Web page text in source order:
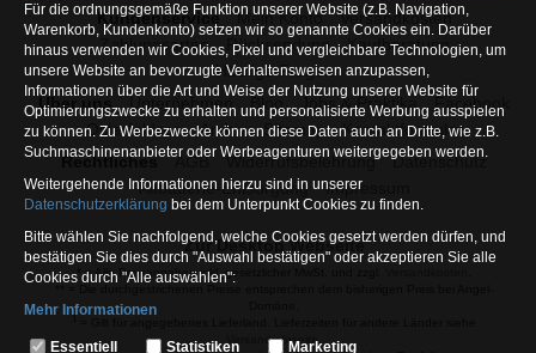
Kundenservice Mein Konto
Versandkosten
Zahlungsarten
Rücksendung
Kaufberatung
Häufige Fragen
Über uns
Unternehmen Blog Jobs & Praktika
Facebook
Osterfeldsee
Archiv Sitemap
Kontaktformular
Rechtliches
AGB Widerrufsbelehrung
Datenschutz
Altbatterie-Entsorgung
Impressum
Zur Desktop Webseite
* = Alle Preisangaben inkl. gesetzlicher MwSt. und zzgl.
Versandinfoseite.
Für die ordnungsgemäße Funktion unserer Website (z.B. Navigation,
Warenkorb, Kundenkonto) setzen wir so genannte Cookies ein. Darüber
hinaus verwenden wir Cookies, Pixel und vergleichbare Technologien, um
unsere Website an bevorzugte Verhaltensweisen anzupassen,
Informationen über die Art und Weise der Nutzung unserer Website für
Optimierungszwecke zu erhalten und personalisierte Werbung ausspielen
zu können. Zu Werbezwecke können diese Daten auch an Dritte, wie z.B.
Suchmaschinenanbieter oder Werbeagenturen weitergegeben werden.
Weitergehende Informationen hierzu sind in unserer
Datenschutzerklärung bei dem Unterpunkt Cookies zu finden.
Bitte wählen Sie nachfolgend, welche Cookies gesetzt werden dürfen, und
bestätigen Sie dies durch "Auswahl bestätigen" oder akzeptieren Sie alle
Cookies durch "Alle auswählen":
Mehr Informationen
Essentiell
Essentiell Statistiken Marketing